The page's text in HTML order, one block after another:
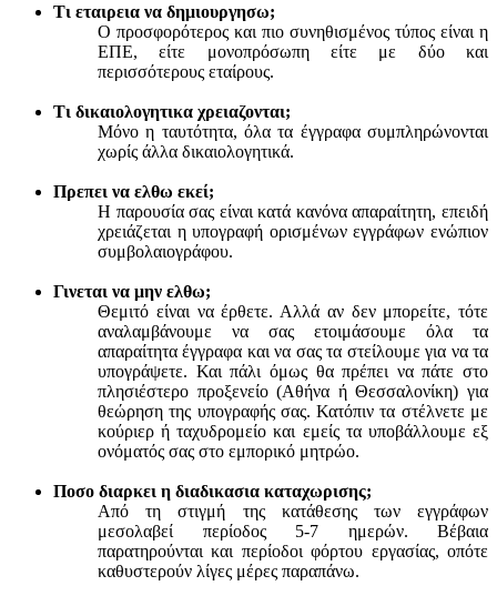
Τι εταιρεια να δημιουργησω;
Ο προσφορότερος και πιο συνηθισμένος τύπος είναι η
ΕΠΕ, είτε μονοπρόσωπη είτε με δύο και
περισσότερους εταίρους.
Τι δικαιολογητικα χρειαζονται;
Μόνο η ταυτότητα, όλα τα έγγραφα συμπληρώνονται
χωρίς άλλα δικαιολογητικά.
Πρεπει να ελθω εκεί;
Η παρουσία σας είναι κατά κανόνα απαραίτητη, επειδή
χρειάζεται η υπογραφή ορισμένων εγγράφων ενώπιον
συμβολαιογράφου.
Γινεται να μην ελθω;
Θεμιτό είναι να έρθετε. Αλλά αν δεν μπορείτε, τότε
αναλαμβάνουμε να σας ετοιμάσουμε όλα τα
απαραίτητα έγγραφα και να σας τα στείλουμε για να τα
υπογράψετε. Και πάλι όμως θα πρέπει να πάτε στο
πλησιέστερο προξενείο (Αθήνα ή Θεσσαλονίκη) για
θεώρηση της υπογραφής σας. Κατόπιν τα στέλνετε με
κούριερ ή ταχυδρομείο και εμείς τα υποβάλλουμε εξ
ονόματός σας στο εμπορικό μητρώο.
Ποσο διαρκει η διαδικασια καταχωρισης;
Από τη στιγμή της κατάθεσης των εγγράφων
μεσολαβεί περίοδος 5-7 ημερών. Βέβαια
παρατηρούνται και περίοδοι φόρτου εργασίας, οπότε
καθυστερούν λίγες μέρες παραπάνω.